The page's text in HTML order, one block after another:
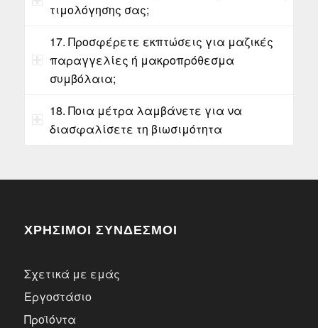
τιμολόγησης σας;
17. Προσφέρετε εκπτώσεις για μαζικές
παραγγελίες ή μακροπρόθεσμα
συμβόλαια;
18. Ποια μέτρα λαμβάνετε για να
διασφαλίσετε τη βιωσιμότητα
ΧΡΗΣΙΜΟΙ ΣΥΝΔΕΣΜΟΙ
Σχετικά με εμάς
Εργοστάσιο
Προϊόντα